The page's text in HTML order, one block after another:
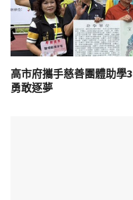
高市府攜手慈善團體助
勇敢逐夢